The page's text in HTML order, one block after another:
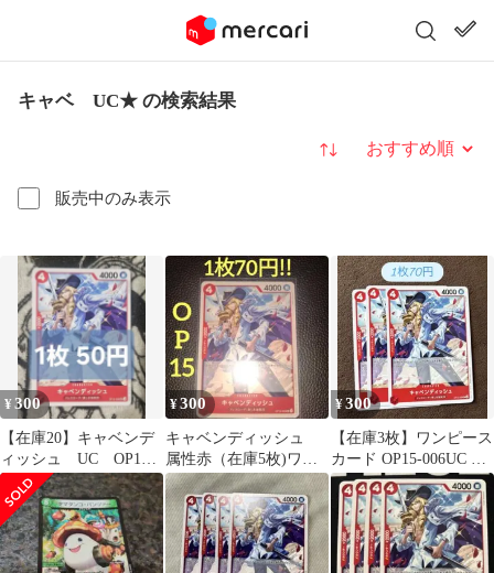
キャベ UC★ の検索結果
販売中のみ表示
並び替え
¥300
【在庫20】キャベンデ
ィッシュ UC OP15-
006 1枚50円 匿名発
送
¥300
キャベンディッシュ
属性赤（在庫5枚)ワン
ピースカード
¥300
【在庫3枚】ワンピース
カード OP15-006UC キ
ャベンディッシュ